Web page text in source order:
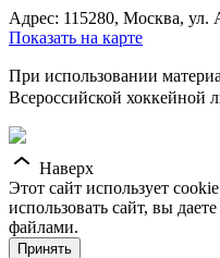
Адрес: 115280, Москва, ул.
Показать на карте
При использовании
Всероссийской хоккейной
Наверх
Этот сайт использует
использовать сайт, вы
файлами.
Принять